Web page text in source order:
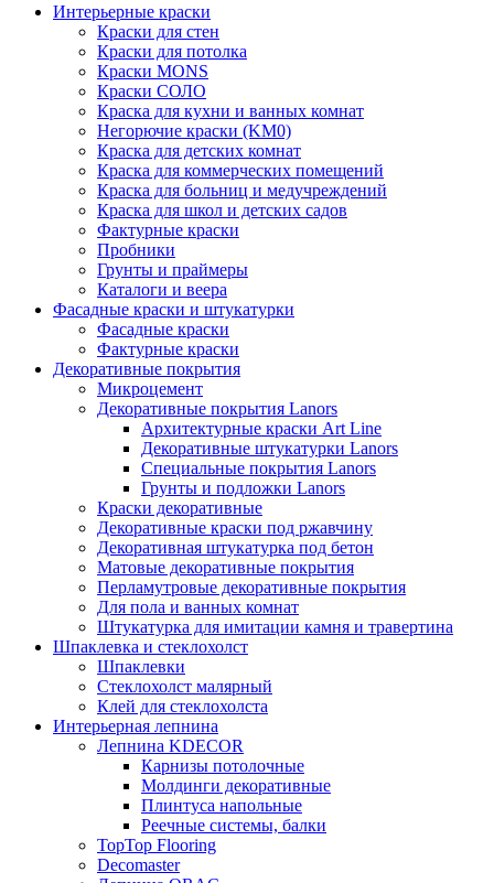
Интерьерные краски
Краски для стен
Краски для потолка
Краски MONS
Краски СОЛО
Краска для кухни и ванных комнат
Негорючие краски (KM0)
Краска для детских комнат
Краска для коммерческих помещений
Краска для больниц и медучреждений
Краска для школ и детских садов
Фактурные краски
Пробники
Грунты и праймеры
Каталоги и веера
Фасадные краски и штукатурки
Фасадные краски
Фактурные краски
Декоративные покрытия
Микроцемент
Декоративные покрытия Lanors
Архитектурные краски Art Line
Декоративные штукатурки Lanors
Специальные покрытия Lanors
Грунты и подложки Lanors
Краски декоративные
Декоративные краски под ржавчину
Декоративная штукатурка под бетон
Матовые декоративные покрытия
Перламутровые декоративные покрытия
Для пола и ванных комнат
Штукатурка для имитации камня и травертина
Шпаклевка и стеклохолст
Шпаклевки
Стеклохолст малярный
Клей для стеклохолста
Интерьерная лепнина
Лепнина KDECOR
Карнизы потолочные
Молдинги декоративные
Плинтуса напольные
Реечные системы, балки
TopTop Flooring
Decomaster